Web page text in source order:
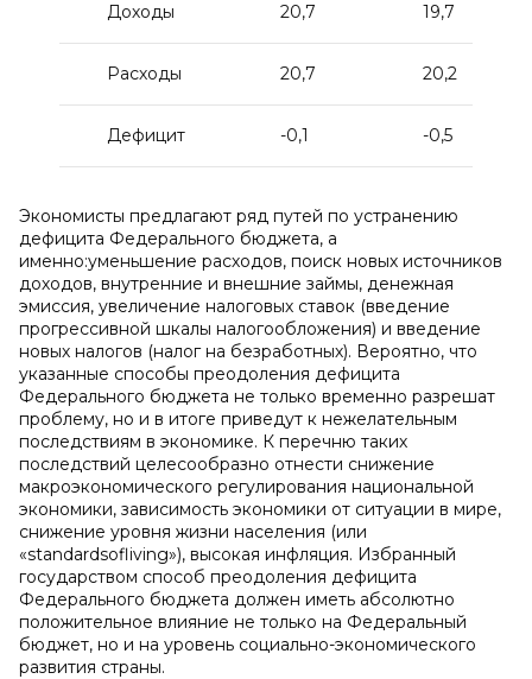
Доходы 20,7 19,7
Расходы 20,7 20,2
Дефицит -0,1 -0,5
Экономисты предлагают ряд путей по устранению
дефицита Федерального бюджета, а
именно:уменьшение расходов, поиск новых источников
доходов, внутренние и внешние займы, денежная
эмиссия, увеличение налоговых ставок (введение
прогрессивной шкалы налогообложения) и введение
новых налогов (налог на безработных). Вероятно, что
указанные способы преодоления дефицита
Федерального бюджета не только временно разрешат
проблему, но и в итоге приведут к нежелательным
последствиям в экономике. К перечню таких
последствий целесообразно отнести снижение
макроэкономического регулирования национальной
экономики, зависимость экономики от ситуации в мире,
снижение уровня жизни населения (или
«standardsofliving»), высокая инфляция. Избранный
государством способ преодоления дефицита
Федерального бюджета должен иметь абсолютно
положительное влияние не только на Федеральный
бюджет, но и на уровень социально-экономического
развития страны.